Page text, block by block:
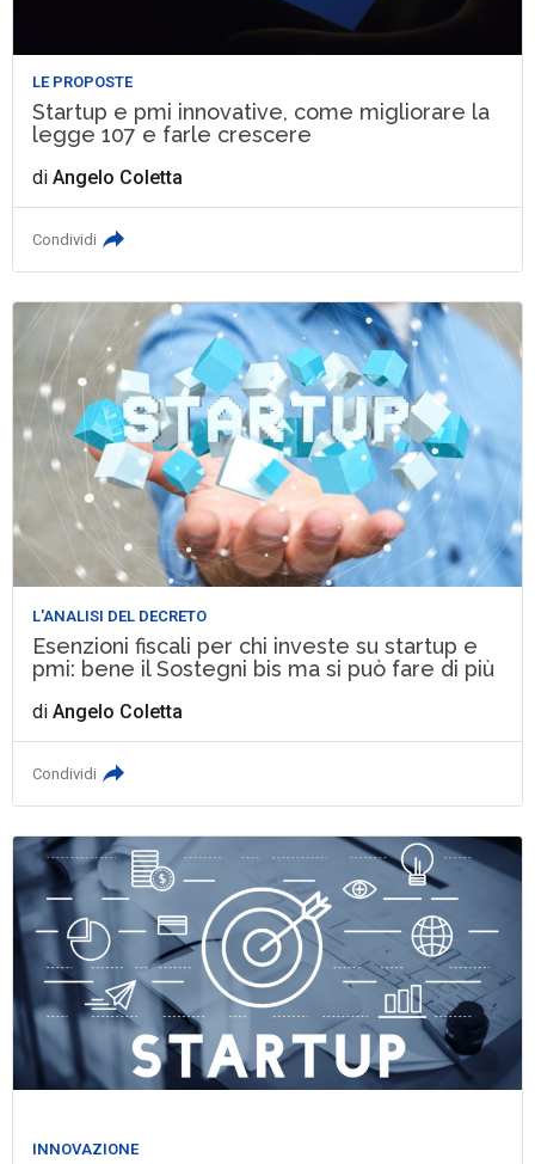
LE PROPOSTE
Startup e pmi innovative, come migliorare la
legge 107 e farle crescere
diAngelo Coletta
Condividi
L'ANALISI DEL DECRETO
Esenzioni fiscali per chi investe su startup e
pmi: bene il Sostegni bis ma si può fare di più
diAngelo Coletta
Condividi
INNOVAZIONE